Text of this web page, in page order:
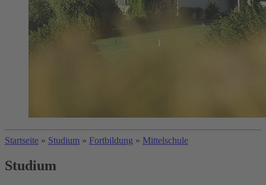
Startseite » Studium » Fortbildung » Mittelschule
Studium